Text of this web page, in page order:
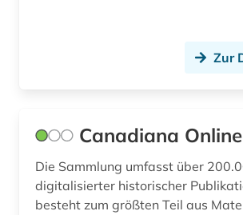
regionalbibliografie (21)
rezension (1)
rheinland <s></s> (1)
Zur
Canadiana Online
Die Sammlung umfasst über
digitalisierter historischer
besteht zum größten Teil aus